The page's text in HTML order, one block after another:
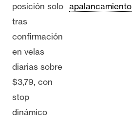
posición solo
tras
confirmación
en velas
diarias sobre
$3,79, con
stop
dinámico
apalancamiento